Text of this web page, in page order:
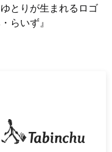
とりが生まれるロゴ
・らいず』